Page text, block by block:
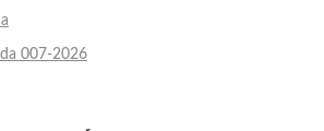
007-2026